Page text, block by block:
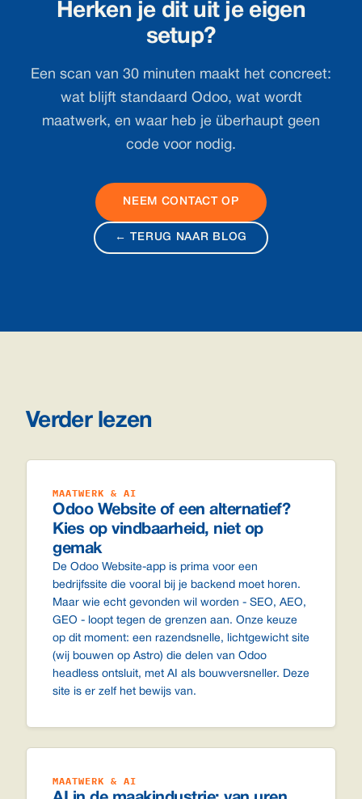
Herken je dit uit je eigen
setup?
Een scan van 30 minuten maakt het concreet:
wat blijft standaard Odoo, wat wordt
maatwerk, en waar heb je überhaupt geen
code voor nodig.
NEEM CONTACT OP
← TERUG NAAR BLOG
Verder lezen
MAATWERK & AI
Odoo Website of een alternatief?
Kies op vindbaarheid, niet op
gemak
De Odoo Website-app is prima voor een
bedrijfssite die vooral bij je backend moet horen.
Maar wie echt gevonden wil worden - SEO, AEO,
GEO - loopt tegen de grenzen aan. Onze keuze
op dit moment: een razendsnelle, lichtgewicht site
(wij bouwen op Astro) die delen van Odoo
headless ontsluit, met AI als bouwversneller. Deze
site is er zelf het bewijs van.
MAATWERK & AI